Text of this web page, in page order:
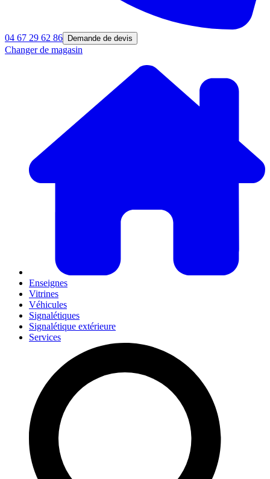
04 67 29 62 86 Demande de devis
Changer de magasin
Enseignes
Vitrines
Véhicules
Signalétiques
Signalétique extérieure
Services